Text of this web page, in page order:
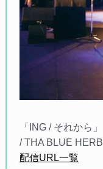
「ING / それから」
/ THA BLUE HERB
配信URL一覧